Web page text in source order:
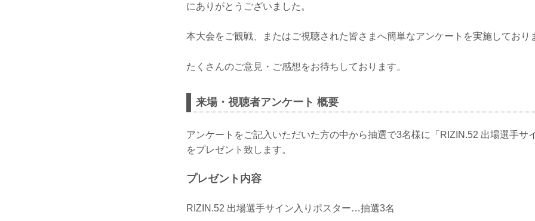
にありがとうございました。
本大会をご観戦、またはご視聴された皆さまへ簡単なアンケートを実施しており
たくさんのご意見・ご感想をお待ちしております。
来場・視聴者アンケート 概要
アンケートをご記入いただいた方の中から抽選で3名様に「RIZIN.52 出場選手サ
をプレゼント致します。
プレゼント内容
RIZIN.52 出場選手サイン入りポスター…抽選3名